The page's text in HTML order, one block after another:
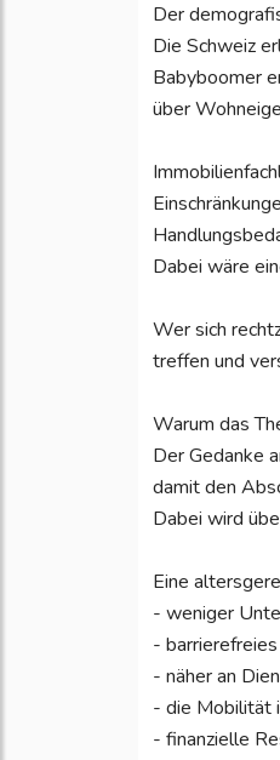
Der
Die Schweiz
Babyboomer
über
Dabei wäre
Wer sich
treffen und
Warum das
Der Gedanke
damit den
Dabei wird
Eine
- weniger
-
- näher an
- die Mobilität
- finanzielle